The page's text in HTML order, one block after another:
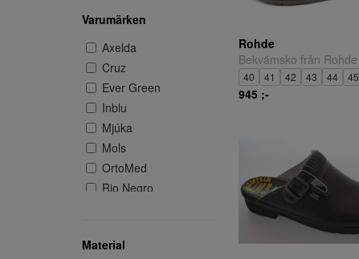
Varumärken
Axelda
Cruz
Ever Green
Inblu
Mjúka
Mols
OrtoMed
Rio Negro
TD Brands AB
Material
Rohde
Bekvämsko från Rohde
40 41 42 43 44 45
945 ;-